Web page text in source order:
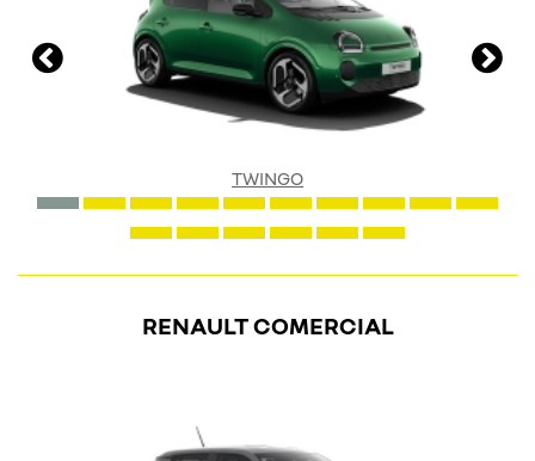
TWINGO
RENAULT COMERCIAL